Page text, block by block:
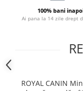
100% bani
Ai pana la 14 zile drept
ROYAL CANIN